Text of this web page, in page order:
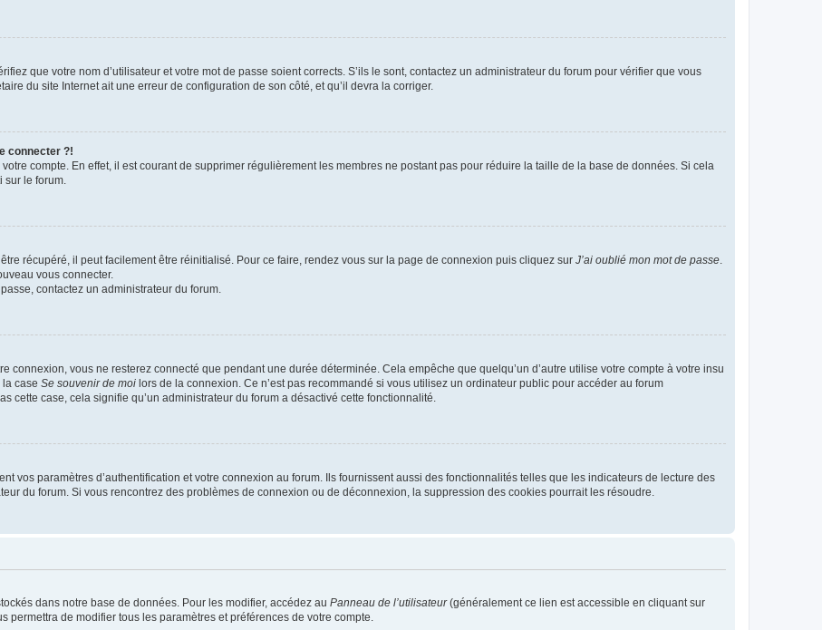
que votre nom d’utilisateur et votre mot de passe soient corrects. S’ils le sont, contactez un administrateur du forum pour vérifier que vous
du site Internet ait une erreur de configuration de son côté, et qu’il devra la corriger.
connecter ?!
compte. En effet, il est courant de supprimer régulièrement les membres ne postant pas pour réduire la taille de la base de données. Si cela
le forum.
récupéré, il peut facilement être réinitialisé. Pour ce faire, rendez vous sur la page de connexion puis cliquez sur J’ai oublié mon mot de passe
vous connecter.
contactez un administrateur du forum.
connexion, vous ne resterez connecté que pendant une durée déterminée. Cela empêche que quelqu’un d’autre utilise votre compte à votre insu
case Se souvenir de moi lors de la connexion. Ce n’est pas recommandé si vous utilisez un ordinateur public pour accéder au forum
cette case, cela signifie qu’un administrateur du forum a désactivé cette fonctionnalité.
vos paramètres d’authentification et votre connexion au forum. Ils fournissent aussi des fonctionnalités telles que les indicateurs de lecture des
du forum. Si vous rencontrez des problèmes de connexion ou de déconnexion, la suppression des cookies pourrait les résoudre.
dans notre base de données. Pour les modifier, accédez au Panneau de l’utilisateur(généralement ce lien est accessible en cliquant sur
permettra de modifier tous les paramètres et préférences de votre compte.